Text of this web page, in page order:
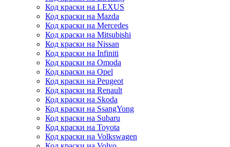
Код краски на LEXUS
Код краски на Mazda
Код краски на Mercedes
Код краски на Mitsubishi
Код краски на Nissan
Код краски на Infiniti
Код краски на Omoda
Код краски на Opel
Код краски на Peugeot
Код краски на Renault
Код краски на Skoda
Код краски на SsangYong
Код краски на Subaru
Код краски на Toyota
Код краски на Volkswagen